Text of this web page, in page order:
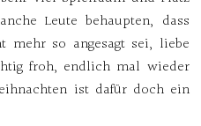
Leute behaupten, dass
mehr so angesagt sei, liebe
froh, endlich mal wieder
ist dafür doch ein